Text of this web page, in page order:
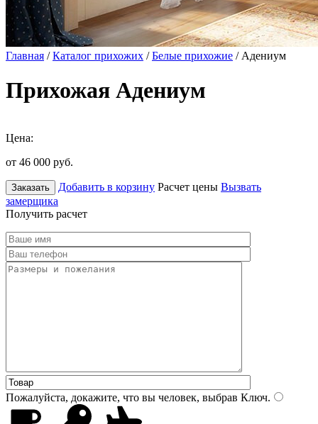
Главная /Каталог прихожих /Белые прихожие / Адениум
Прихожая Адениум
Цена:
от 46 000 руб.
Заказать Добавить в корзину Расчет цены Вызвать
замерщика
Получить расчет
Пожалуйста, докажите, что вы человек, выбрав Ключ.